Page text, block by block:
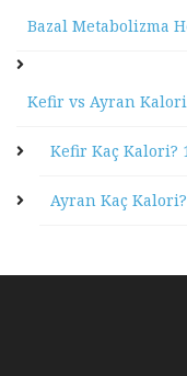
Bazal Metabolizma
Kefir vs Ayran Kalori
Kefir Kaç Kalori?
Ayran Kaç